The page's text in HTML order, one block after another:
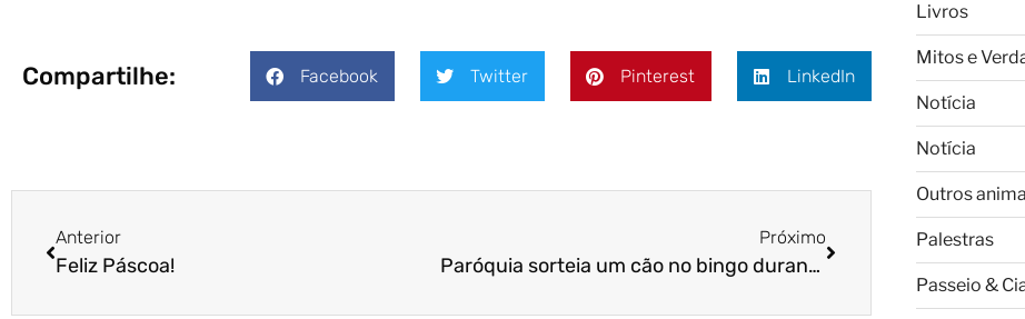
Compartilhe: Facebook Twitter Pinterest LinkedIn
Anterior
Feliz Páscoa!
Próximo
Paróquia sorteia um cão no bingo durante quermesse
Livros
Mitos e
Notícia
Notícia
Outros
Palestras
Passeio &